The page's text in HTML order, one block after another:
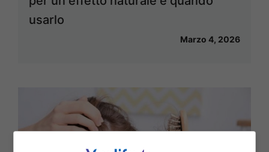
usarlo
Marzo 4, 2026